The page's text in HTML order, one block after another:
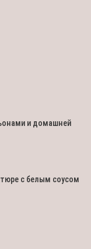
и домашней
с белым соусом